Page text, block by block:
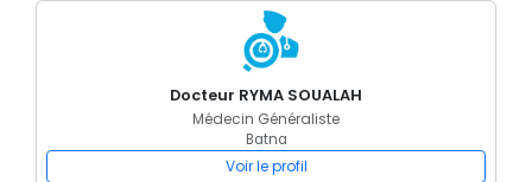
Docteur RYMA SOUALAH
Médecin Généraliste
Batna
Voir le profil